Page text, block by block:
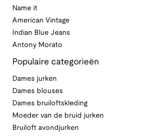
Name it
American Vintage
Indian Blue Jeans
Antony Morato
Populaire categorieën
Dames jurken
Dames blouses
Dames bruiloftskleding
Moeder van de bruid jurken
Bruiloft avondjurken